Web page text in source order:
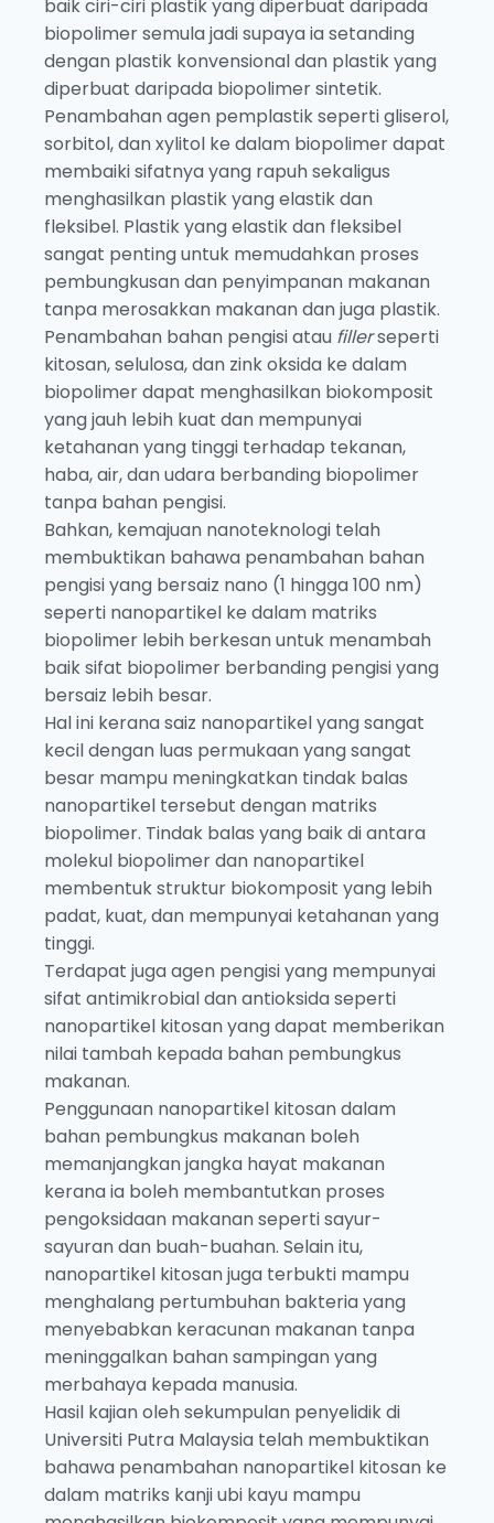
baik ciri-ciri plastik yang diperbuat daripada
biopolimer semula jadi supaya ia setanding
dengan plastik konvensional dan plastik yang
diperbuat daripada biopolimer sintetik.
Penambahan agen pemplastik seperti gliserol,
sorbitol, dan xylitol ke dalam biopolimer dapat
membaiki sifatnya yang rapuh sekaligus
menghasilkan plastik yang elastik dan
fleksibel. Plastik yang elastik dan fleksibel
sangat penting untuk memudahkan proses
pembungkusan dan penyimpanan makanan
tanpa merosakkan makanan dan juga plastik.
Penambahan bahan pengisi atau fillerseperti
kitosan, selulosa, dan zink oksida ke dalam
biopolimer dapat menghasilkan biokomposit
yang jauh lebih kuat dan mempunyai
ketahanan yang tinggi terhadap tekanan,
haba, air, dan udara berbanding biopolimer
tanpa bahan pengisi.
Bahkan, kemajuan nanoteknologi telah
membuktikan bahawa penambahan bahan
pengisi yang bersaiz nano (1 hingga 100 nm)
seperti nanopartikel ke dalam matriks
biopolimer lebih berkesan untuk menambah
baik sifat biopolimer berbanding pengisi yang
bersaiz lebih besar.
Hal ini kerana saiz nanopartikel yang sangat
kecil dengan luas permukaan yang sangat
besar mampu meningkatkan tindak balas
nanopartikel tersebut dengan matriks
biopolimer. Tindak balas yang baik di antara
molekul biopolimer dan nanopartikel
membentuk struktur biokomposit yang lebih
padat, kuat, dan mempunyai ketahanan yang
tinggi.
Terdapat juga agen pengisi yang mempunyai
sifat antimikrobial dan antioksida seperti
nanopartikel kitosan yang dapat memberikan
nilai tambah kepada bahan pembungkus
makanan.
Penggunaan nanopartikel kitosan dalam
bahan pembungkus makanan boleh
memanjangkan jangka hayat makanan
kerana ia boleh membantutkan proses
pengoksidaan makanan seperti sayur-
sayuran dan buah-buahan. Selain itu,
nanopartikel kitosan juga terbukti mampu
menghalang pertumbuhan bakteria yang
menyebabkan keracunan makanan tanpa
meninggalkan bahan sampingan yang
merbahaya kepada manusia.
Hasil kajian oleh sekumpulan penyelidik di
Universiti Putra Malaysia telah membuktikan
bahawa penambahan nanopartikel kitosan ke
dalam matriks kanji ubi kayu mampu